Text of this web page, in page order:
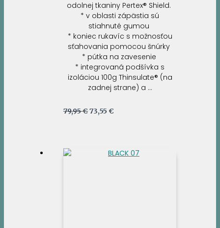
odolnej tkaniny Pertex® Shield.
* v oblasti zápästia sú
stiahnuté gumou
* koniec rukavíc s možnosťou
sťahovania pomocou šnúrky
* pútka na zavesenie
* integrovaná podšívka s
izoláciou 100g Thinsulate® (na
zadnej strane) a …
79,95€Pôvodná
73,55 €